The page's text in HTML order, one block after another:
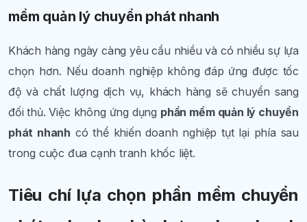
mềm quản lý chuyển phát nhanh
Khách hàng ngày càng yêu cầu nhiều và có nhiều sự lựa
chọn hơn. Nếu doanh nghiệp không đáp ứng được tốc
độ và chất lượng dịch vụ, khách hàng sẽ chuyển sang
đối thủ. Việc không ứng dụng phần mềm quản lý chuyển
phát nhanh có thể khiến doanh nghiệp tụt lại phía sau
trong cuộc đua cạnh tranh khốc liệt.
Tiêu chí lựa chọn phần mềm chuyển